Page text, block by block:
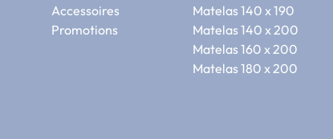
Accessoires
Promotions
Matelas 140 x 190
Matelas 140 x 200
Matelas 160 x 200
Matelas 180 x 200